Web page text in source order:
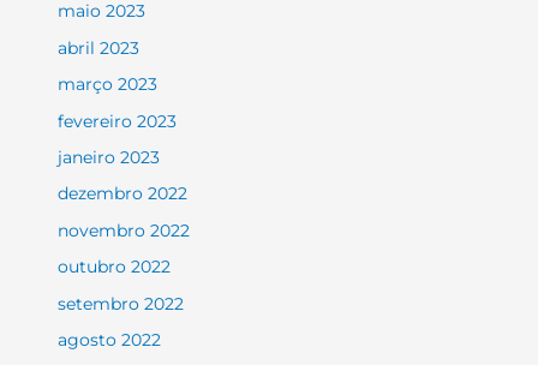
maio 2023
abril 2023
março 2023
fevereiro 2023
janeiro 2023
dezembro 2022
novembro 2022
outubro 2022
setembro 2022
agosto 2022